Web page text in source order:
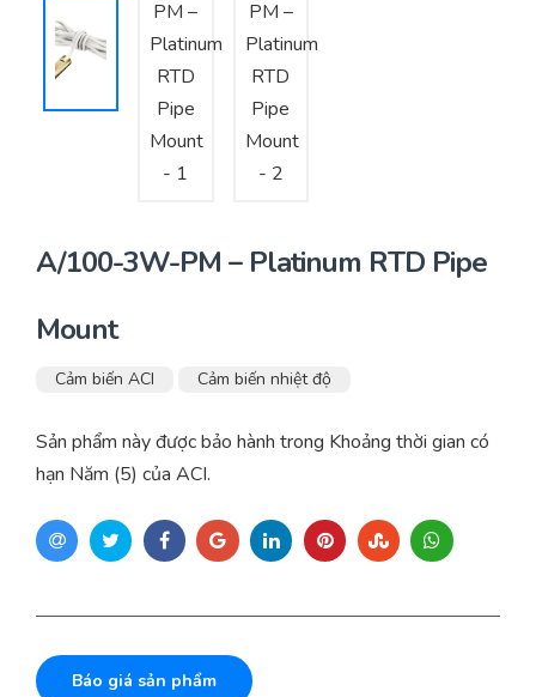
Thi công – Lắp đặt hệ thống HVAC
A/100-3W-PM – Platinum RTD Pipe
Mount
Cảm biến ACI Cảm biến nhiệt độ
Sản phẩm này được bảo hành trong Khoảng thời gian có
hạn Năm (5) của ACI.
Báo giá sản phẩm